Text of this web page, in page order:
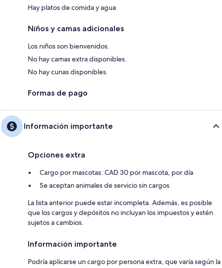
Hay platos de comida y agua
Niños y camas adicionales
Los niños son bienvenidos.
No hay camas extra disponibles.
No hay cunas disponibles.
Formas de pago
Información importante
Opciones extra
Cargo por mascotas: CAD 30 por mascota, por día
Se aceptan animales de servicio sin cargos
La lista anterior puede estar incompleta. Además, es posible
que los cargos y depósitos no incluyan los impuestos y estén
sujetos a cambios.
Información importante
Podría aplicarse un cargo por persona extra, que varía según la